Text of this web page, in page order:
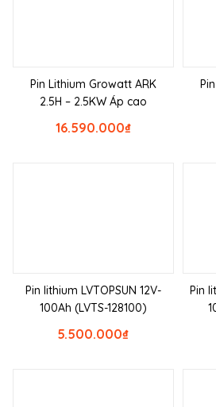
Pin Lithium Growatt ARK
2.5H – 2.5KW Áp cao
₫
16.590.000
Pin lithium LVTOPSUN 12V-
100Ah (LVTS-128100)
₫
5.500.000
Pin